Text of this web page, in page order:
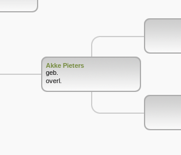
Akke Pieters
geb.
overl.